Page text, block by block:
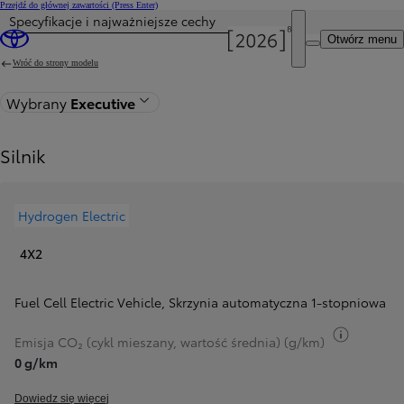
Przejdź do głównej zawartości (Press Enter)
Otwórz menu
Specyfikacje i najważniejsze cechy
Wróć do strony modelu
Wybrany Executive
Silnik
Hydrogen Electric
4X2
Fuel Cell Electric Vehicle, Skrzynia automatyczna 1-stopniowa
Emisja CO₂ (cykl mieszany, wartość średnia) (g/km)
0 g/km
Dowiedz się więcej